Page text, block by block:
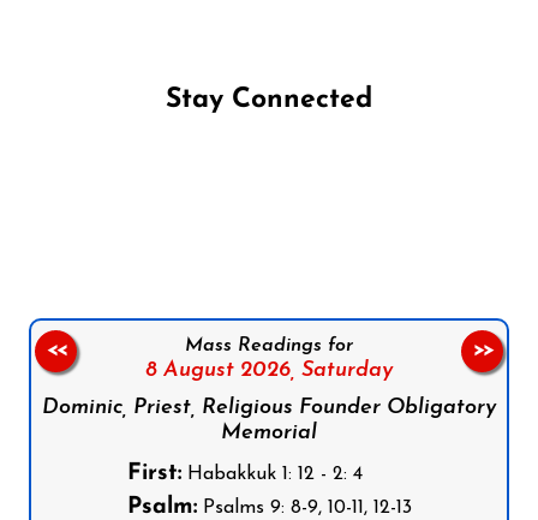
Stay Connected
Mass Readings for
8 August 2026, Saturday
Dominic, Priest, Religious Founder Obligatory
Memorial
First:Habakkuk 1: 12 - 2: 4
Psalm:Psalms 9: 8-9, 10-11, 12-13
<< >>